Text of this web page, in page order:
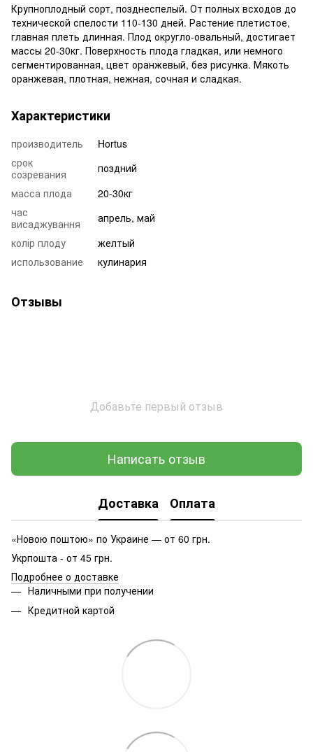
Крупноплодный сорт, позднеспелый. От полных всходов до
технической спелости 110-130 дней. Растение плетистое,
главная плеть длинная. Плод округло-овальный, достигает
массы 20-30кг. Поверхность плода гладкая, или немного
сегментированная, цвет оранжевый, без рисунка. Мякоть
оранжевая, плотная, нежная, сочная и сладкая.
Характеристики
производитель
Hortus
срок
созревания
поздний
масса плода
20-30кг
час
висаджування
апрель, май
колір плоду
желтый
использование
кулинария
Отзывы
Добавьте первый отзыв
Написать отзыв
Доставка Оплата
«Новою поштою» по Украине — от 60 грн.
Укрпошта - от 45 грн.
Подробнее о доставке
Наличными при получении
Кредитной картой